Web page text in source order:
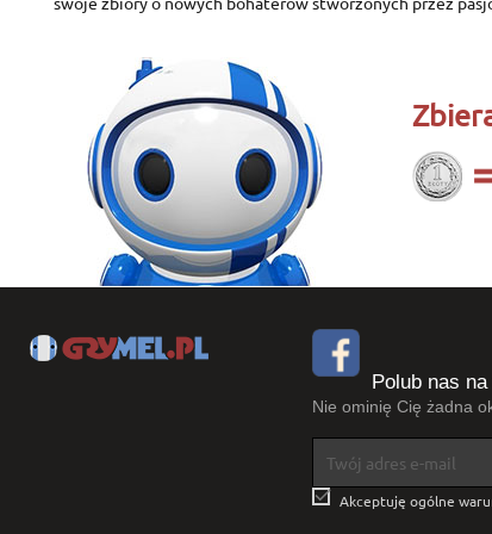
Polub nas
Nie ominię Cię żadna
 Akceptuję ogólne